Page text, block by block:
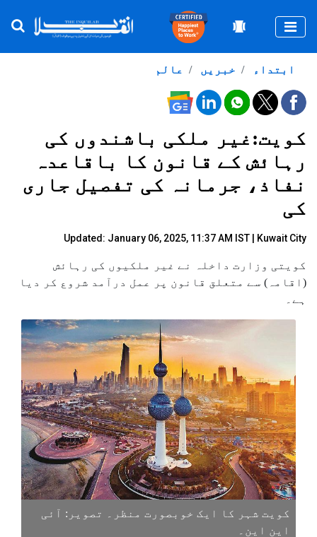
عالم خبریں ابتداء
کویت:غیر ملکی باشندوں کی
رہائش کے قانون کا باقاعدہ
نفاذ، جرمانہ کی تفصیل جاری
کی
Updated: January 06, 2025, 11:37 AM IST | Kuwait City
کویتی وزارت داخلہ نے غیر ملکیوں کی رہائش
(اقامہ) سے متعلق قانون پر عمل درآمد شروع کر دیا
ہے۔
کویت شہر کا ایک خوبصورت منظر۔ تصویر: آئی
این این۔